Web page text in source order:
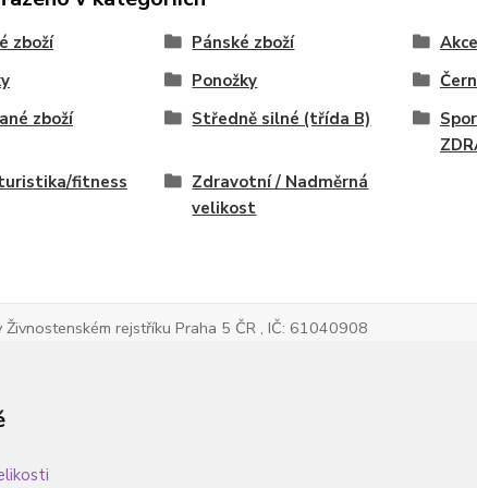
zboží Pánské zboží
Akce
Ponožky
zboží
Středně silné (třída B)
fitness
Zdravotní / Nadměrná
velikost
rejstříku Praha 5 ČR , IČ: 61040908